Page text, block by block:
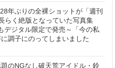
年ぶりの全裸ショットが「週刊
らく絶版となっていた写真集
デジタル限定で発売～「今の私
調子にのってしまいました
のNGなし破天荒アイドル・鈴